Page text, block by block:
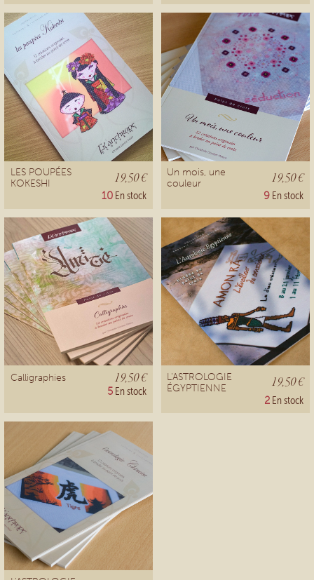
LES POUPÉES
KOKESHI
19,50 €
10 En stock
Un mois, une
couleur
19,50 €
9 En stock
Calligraphies 19,50 €
5 En stock
L'ASTROLOGIE
ÉGYPTIENNE
19,50 €
2 En stock